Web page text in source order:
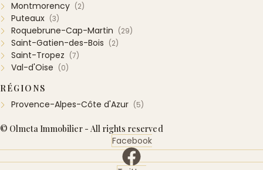
Montmorency (2)
Puteaux (3)
Roquebrune-Cap-Martin (29)
Saint-Gatien-des-Bois (2)
Saint-Tropez (7)
Val-d'Oise (0)
RÉGIONS
Provence-Alpes-Côte d'Azur (5)
© Olmeta Immobilier - All rights reserved
Facebook